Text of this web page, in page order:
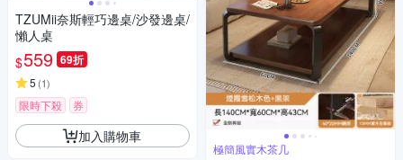
TZUMii奈斯輕巧邊桌/沙發邊桌/
懶人桌
$559 69折
5 (1)
限時下殺 券
加入購物車
極簡風實木茶几